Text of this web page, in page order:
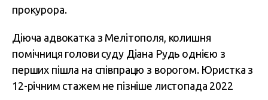
прокурора.
Діюча адвокатка з Мелітополя, колишня
помічниця голови суду Діана Рудь однією з
перших пішла на співпрацю з ворогом. Юристка з
12-річним стажем не пізніше листопада 2022